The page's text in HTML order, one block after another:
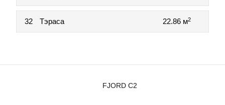
32 Тэраса 22.86 м2
FJORD С2